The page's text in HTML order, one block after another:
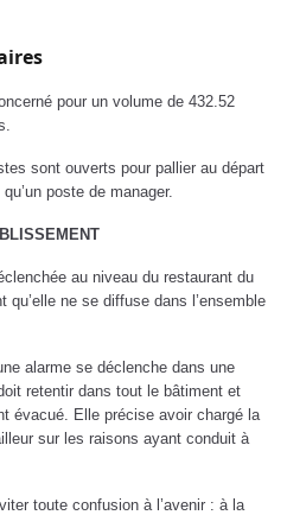
pour un volume de 432.52
sont ouverts pour pallier au départ
poste de manager.
au niveau du restaurant du
ne se diffuse dans l’ensemble
alarme se déclenche dans une
retentir dans tout le bâtiment et
évacué. Elle précise avoir chargé la
sur les raisons ayant conduit à
toute confusion à l’avenir : à la